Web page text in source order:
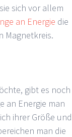
sich vor allem
an Energie die
Magnetkreis.
gibt es noch
an Energie man
ihrer Größe und
man die